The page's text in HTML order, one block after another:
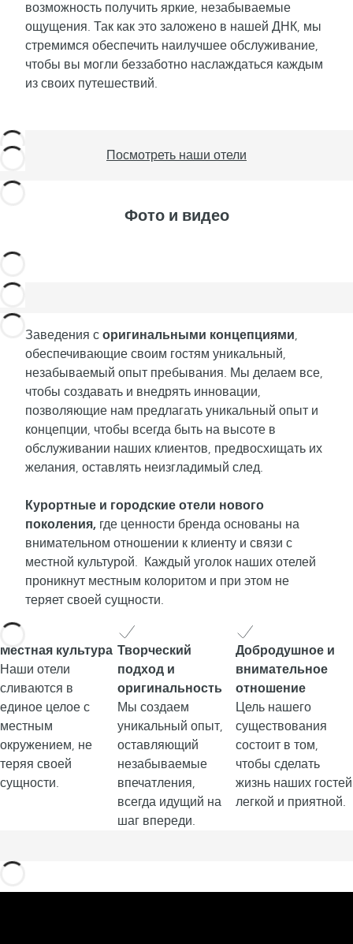
возможность получить яркие, незабываемые
ощущения. Так как это заложено в нашей ДНК, мы
стремимся обеспечить наилучшее обслуживание,
чтобы вы могли беззаботно наслаждаться каждым
из своих путешествий.
Посмотреть наши отели
Фото и видео
Заведения с оригинальными концепциями,
обеспечивающие своим гостям уникальный,
незабываемый опыт пребывания. Мы делаем все,
чтобы создавать и внедрять инновации,
позволяющие нам предлагать уникальный опыт и
концепции, чтобы всегда быть на высоте в
обслуживании наших клиентов, предвосхищать их
желания, оставлять неизгладимый след.
Курортные и городские отели нового
поколения, где ценности бренда основаны на
внимательном отношении к клиенту и связи с
местной культурой. Каждый уголок наших отелей
проникнут местным колоритом и при этом не
теряет своей сущности.
Местная культура
Наши отели
сливаются в
единое целое с
местным
окружением, не
теряя своей
сущности.
Творческий
подход и
оригинальность
Мы создаем
уникальный опыт,
оставляющий
незабываемые
впечатления,
всегда идущий на
шаг впереди.
Добродушное и
внимательное
отношение
Цель нашего
существования
состоит в том,
чтобы сделать
жизнь наших гостей
легкой и приятной.